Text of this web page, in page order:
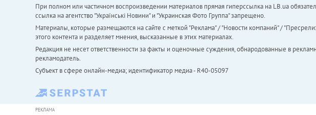
При полном или частичном воспроизведении материалов прямая гиперссылка на LB.ua
ссылка на агентство "Українськi Новини" и "Украинская Фото Группа" запрещено.
Материалы, которые размещаются на сайте с меткой "Реклама" / "Новости компаний" /
этого контента и разделяет мнения, высказанные в этих материалах.
Редакция не несет ответственности за факты и оценочные суждения, обнародованные в
рекламодатель.
Субъект в сфере онлайн-медиа; идентификатор медиа - R40-05097
РЕКЛАМА